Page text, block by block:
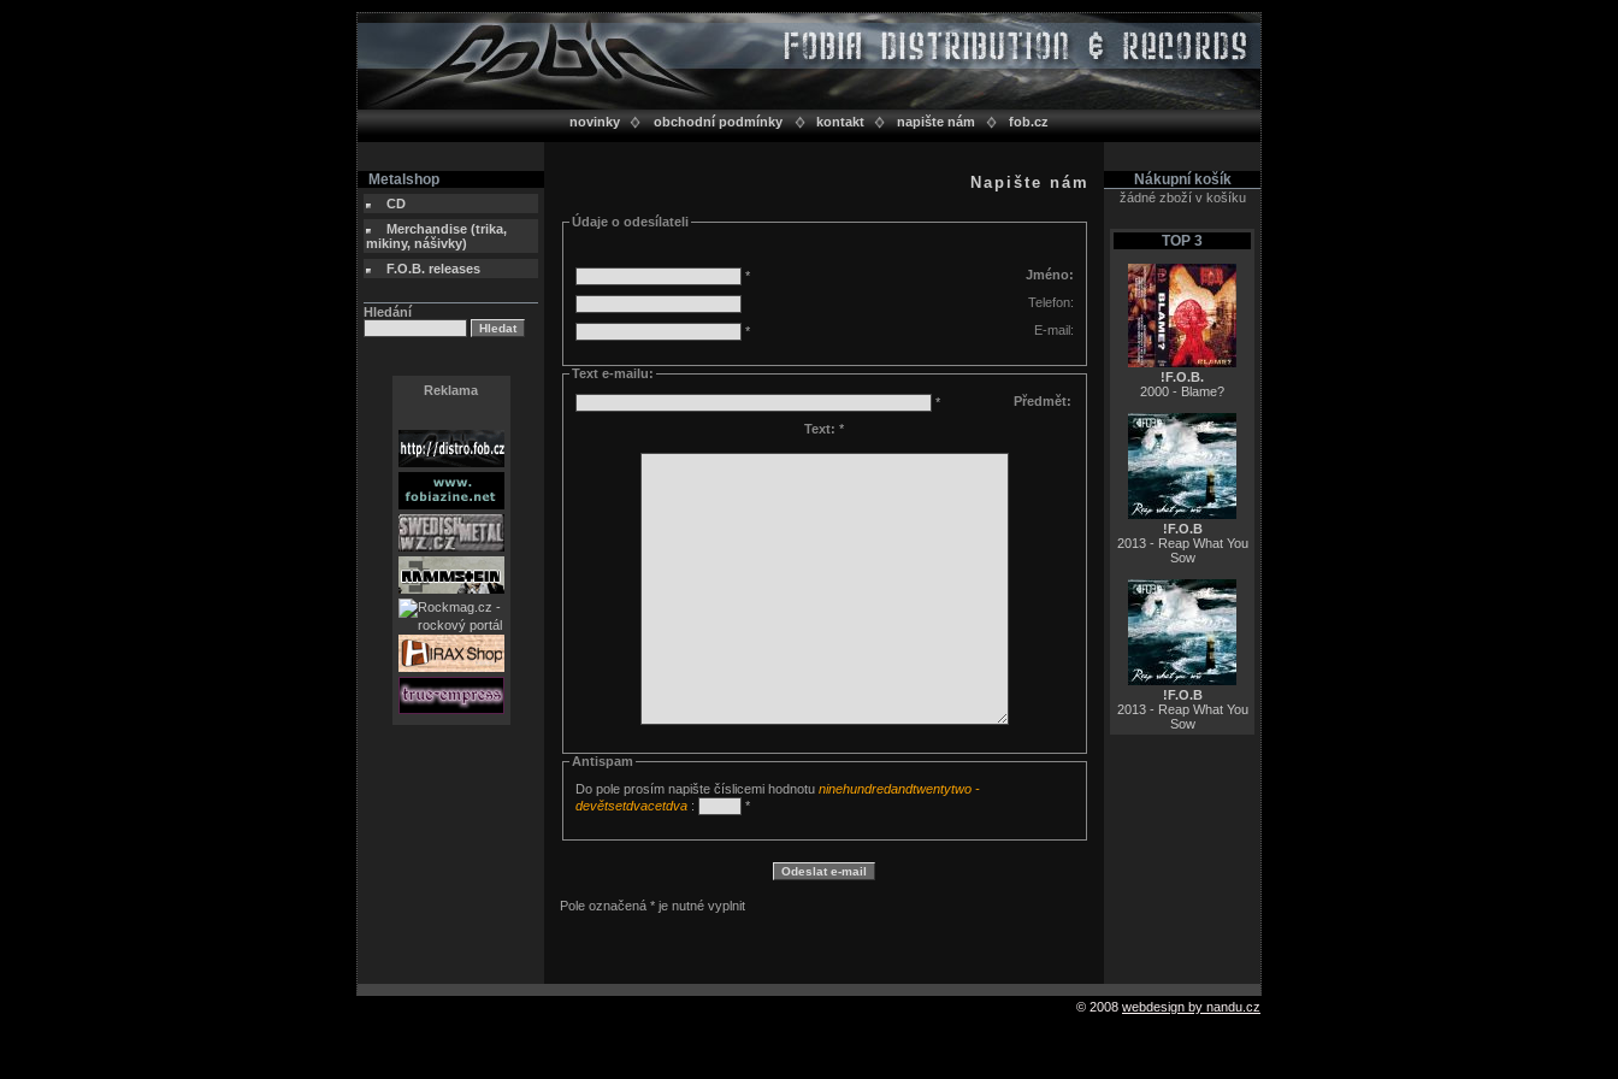
novinky obchodní podmínky kontakt napište nám fob.cz
Metalshop
CD
Merchandise (trika,
mikiny, nášivky)
F.O.B. releases
Hledání
Reklama
Napište nám
Údaje o odesílateli
Jméno:
*
Telefon:
E-mail:
*
Text e-mailu:
Předmět:
*
Text:*
Antispam
Do pole prosím napište číslicemi hodnotu ninehundredandtwentytwo -
devětsetdvacetdva: *
Pole označená * je nutné vyplnit
Nákupní košík
žádné zboží v košíku
TOP 3
!F.O.B.
2000 - Blame?
!F.O.B
2013 - Reap What You
Sow
!F.O.B
2013 - Reap What You
Sow
© 2008 webdesign by nandu.cz